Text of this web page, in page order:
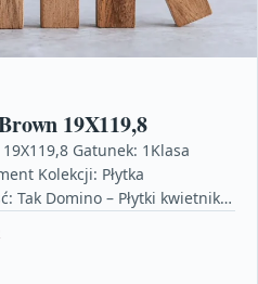
19X119,8
Gatunek: 1Klasa
Kolekcji: Płytka
Tak Domino – Płytki kwietniki